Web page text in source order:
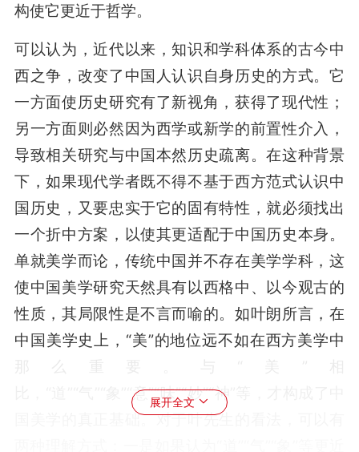
构使它更近于哲学。
可以认为，近代以来，知识和学科体系的古今中
西之争，改变了中国人认识自身历史的方式。它
一方面使历史研究有了新视角，获得了现代性；
另一方面则必然因为西学或新学的前置性介入，
导致相关研究与中国本然历史疏离。在这种背景
下，如果现代学者既不得不基于西方范式认识中
国历史，又要忠实于它的固有特性，就必须找出
一个折中方案，以使其更适配于中国历史本身。
单就美学而论，传统中国并不存在美学学科，这
使中国美学研究天然具有以西格中、以今观古的
性质，其局限性是不言而喻的。如叶朗所言，在
中国美学史上，“美”的地位远不如在西方美学中
比，“道”“气”“象”“意”“味”“妙”“神”等，才构成了中
国美学的真正基础。对于叶先生的看法，可以有
展开全文